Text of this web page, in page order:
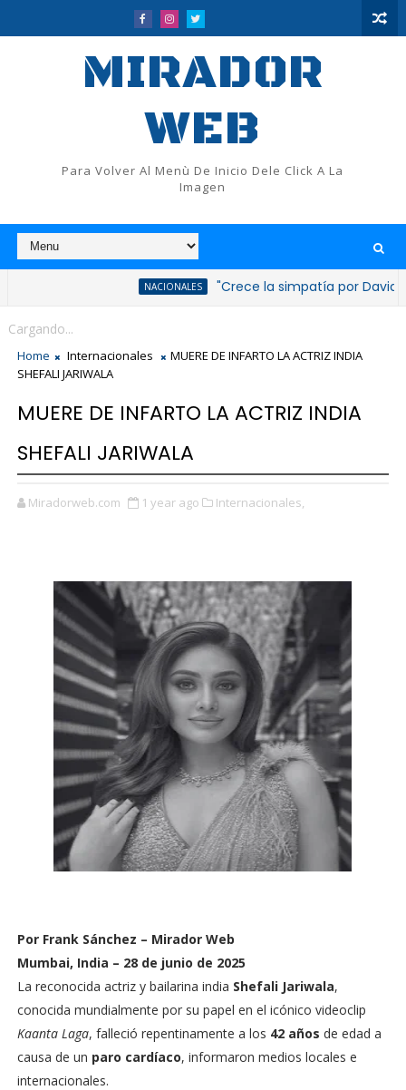
MIRADOR
WEB
Para Volver Al Menù De Inicio Dele Click A La
Imagen
NACIONALES "Crece la simpatía por David Collado
Cargando...
Home Internacionales
MUERE DE INFARTO LA ACTRIZ INDIA
SHEFALI JARIWALA
MUERE DE INFARTO LA ACTRIZ INDIA
SHEFALI JARIWALA
Miradorweb.com 1 year ago Internacionales,
Por Frank Sánchez – Mirador Web
Mumbai, India – 28 de junio de 2025
La reconocida actriz y bailarina india Shefali Jariwala,
conocida mundialmente por su papel en el icónico videoclip
Kaanta Laga, falleció repentinamente a los 42 años de edad a
causa de un paro cardíaco, informaron medios locales e
internacionales.